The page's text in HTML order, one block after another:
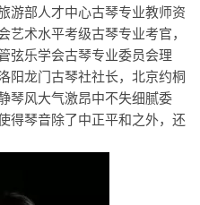
游部人才中心古琴专业教师资
艺术水平考级古琴专业考官，
弦乐学会古琴专业委员会理
阳龙门古琴社社长，北京约桐
琴风大气激昂中不失细腻委
得琴音除了中正平和之外，还